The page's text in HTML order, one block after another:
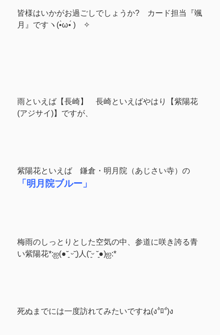
皆様はいかがお過ごしでしょうか? カード担当『颯
月』ですヽ(•̀ω•́ )ゝ✧
雨といえば【長崎】 長崎といえばやはり【紫陽花
(アジサイ)】ですが、
紫陽花といえば 鎌倉・明月院（あじさい寺）の
「明月院ブルー」
梅雨のしっとりとした空気の中、参道に咲き誇る青
い紫陽花*:ஐ(●˘͈ ᵕ˘͈)人(˘͈ᵕ ˘͈●)ஐ:*
死ぬまでには一度訪れてみたいですね(ง°̀ﾛ°́)ง